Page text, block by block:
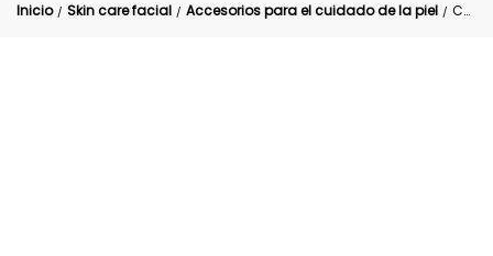
Inicio / Skin care facial / Accesorios para el cuidado de la piel / Cubrepezón x5 pares